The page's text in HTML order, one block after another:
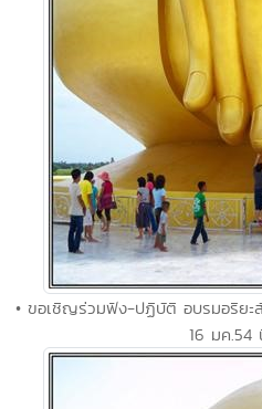
• ขอเชิญร่วมฟัง-ปฏิบัติ อบรมอริย
16 มค.54